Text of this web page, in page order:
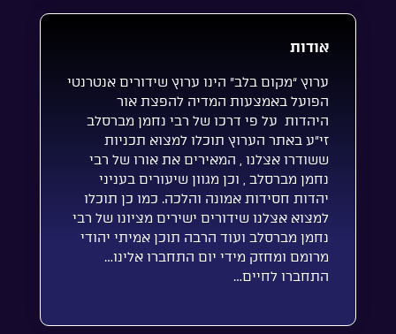
אודות
ערוץ “מקום בלב” הינו ערוץ שידורים אנטרנטי
הפועל באמצעות המדיה להפצת אור
היהדות על פי דרכו של רבי נחמן מברסלב
זי”ע באתר הערוץ תוכלו למצוא תכניות
ששודרו אצלנו , המאירים את אורו של רבי
נחמן מברסלב , וכן מגוון שיעורים בעניני
יהדות חסידות אמונה והלכה. כמו כן תוכלו
למצוא אצלנו שידורים ישירים מציונו של רבי
נחמן מברסלב ועוד הרבה תוכן אמיתי יהודי
מרומם ומחזק מידי יום התחברו אלינו…
התחברו לחיים…